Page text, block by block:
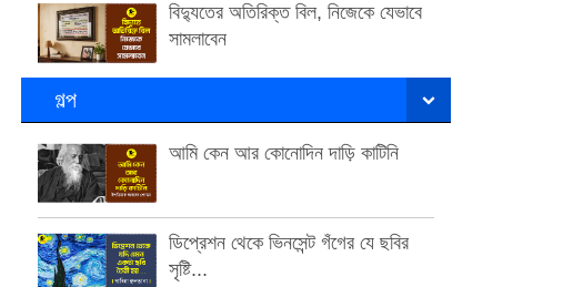
বিদ্যুতের অতিরিক্ত বিল, নিজেকে যেভাবে
সামলাবেন
গল্প
আমি কেন আর কোনোদিন দাড়ি কাটিনি
ডিপ্রেশন থেকে ভিনসেন্ট গঁগের যে ছবির
সৃষ্টি...